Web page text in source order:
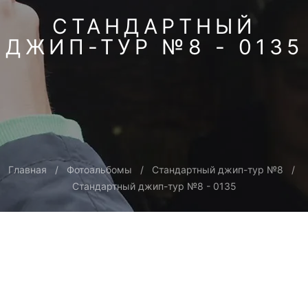
СТАНДАРТНЫЙ
ДЖИП-ТУР №8 - 0135
Главная Фотоальбомы
Стандартный джип-тур №8
Стандартный джип-тур №8 - 0135